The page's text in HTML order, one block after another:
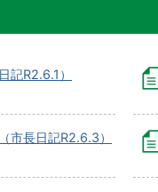
記R2.6.1）
市長日記R2.6.3）